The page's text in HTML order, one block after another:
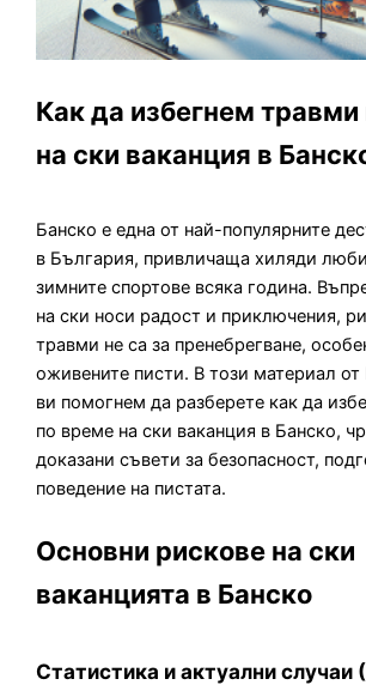
Как да избегнем
на ски ваканция в
Банско е една от най-популярните
в България, привличаща хиляди
зимните спортове всяка година.
на ски носи радост и приключения,
травми не са за пренебрегване,
оживените писти. В този материал
ви помогнем да разберете как да
по време на ски ваканция в Банско,
доказани съвети за безопасност,
поведение на пистата.
Основни рискове на ски
ваканцията в Банско
Статистика и актуални